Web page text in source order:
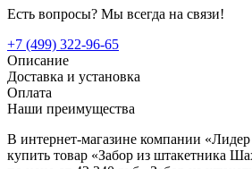
Есть вопросы? Мы всегда на связи!
+7 (499) 322-96-65
Описание
Доставка и установка
Оплата
Наши преимущества
В интернет-магазине компании
купить товар «Забор из штакетника